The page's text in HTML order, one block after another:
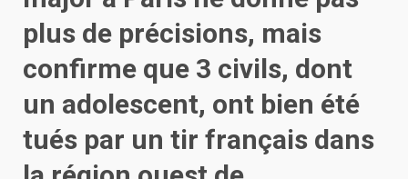
plus de précisions, mais
confirme que 3 civils, dont
un adolescent, ont bien été
tués par un tir français dans